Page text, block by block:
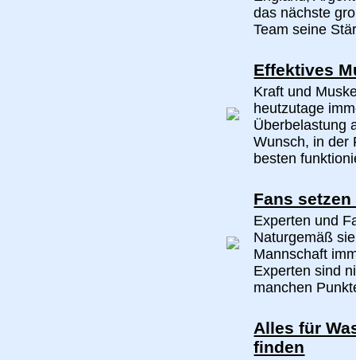
das nächste
Team seine
Effektives
Kraft und
heutzutage
Überbelastung
Wunsch, in der
besten
Fans
Experten und
Naturgemäß
Mannschaft
Experten sind
manchen
Alles für
finden